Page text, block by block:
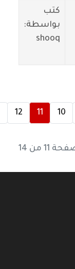
كتب
بواسطة:
shooq
10
11
12
11 من 14